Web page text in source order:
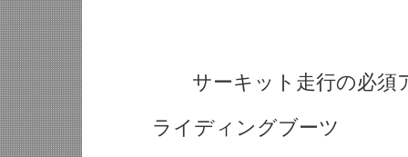
サーキット走行の必須ア
ライディングブーツ